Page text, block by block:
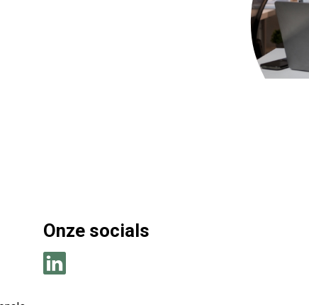
Onze socials